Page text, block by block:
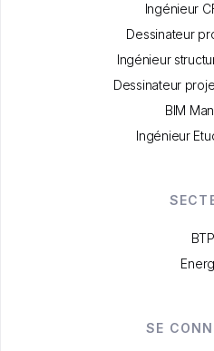
Ingénieur
Dessinateur
Ingénieur
Dessinateur
BIM
Ingénieur
BTP
SE